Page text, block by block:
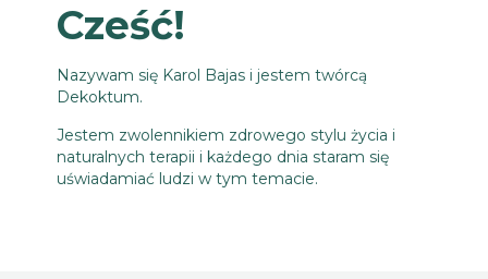
Cześć!
Nazywam się Karol Bajas i jestem twórcą
Dekoktum.
Jestem zwolennikiem zdrowego stylu życia i
naturalnych terapii i każdego dnia staram się
uświadamiać ludzi w tym temacie.